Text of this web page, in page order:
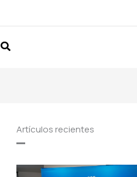
Buscar
Artículos recientes